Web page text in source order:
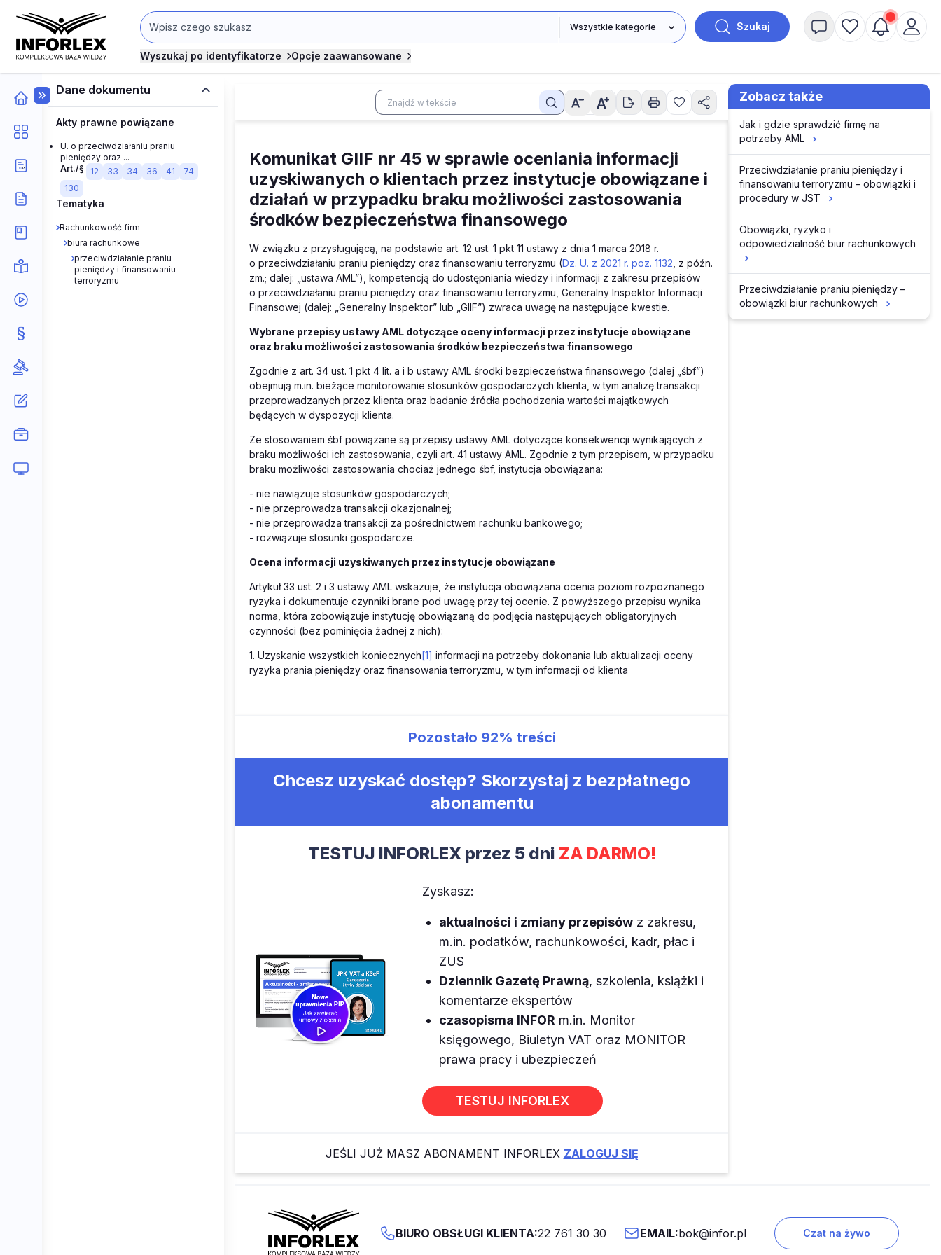
Szukaj
Wyszukaj po identyfikatorze Opcje zaawansowane
Dane dokumentu
Akty prawne powiązane
U. o przeciwdziałaniu praniu
pieniędzy oraz ...
Art./§
12 33 34 36 41
74
130
Tematyka
Rachunkowość firm
biura rachunkowe
przeciwdziałanie praniu
pieniędzy i finansowaniu
terroryzmu
Komunikat GIIF nr 45 w sprawie oceniania informacji
uzyskiwanych o klientach przez instytucje obowiązane i
działań w przypadku braku możliwości zastosowania
środków bezpieczeństwa finansowego
W związku z przysługującą, na podstawie art. 12 ust. 1 pkt 11 ustawy z dnia 1 marca 2018 r.
o przeciwdziałaniu praniu pieniędzy oraz finansowaniu terroryzmu (Dz. U. z 2021 r. poz. 1132 , z późn.
zm.; dalej: „ustawa AML”), kompetencją do udostępniania wiedzy i informacji z zakresu przepisów
o przeciwdziałaniu praniu pieniędzy oraz finansowaniu terroryzmu, Generalny Inspektor Informacji
Finansowej (dalej: „Generalny Inspektor” lub „GIIF”) zwraca uwagę na następujące kwestie.
Wybrane przepisy ustawy AML dotyczące oceny informacji przez instytucje obowiązane
oraz braku możliwości zastosowania środków bezpieczeństwa finansowego
Zgodnie z art. 34 ust. 1 pkt 4 lit. a i b ustawy AML środki bezpieczeństwa finansowego (dalej „śbf”)
obejmują m.in. bieżące monitorowanie stosunków gospodarczych klienta, w tym analizę transakcji
przeprowadzanych przez klienta oraz badanie źródła pochodzenia wartości majątkowych
będących w dyspozycji klienta.
Ze stosowaniem śbf powiązane są przepisy ustawy AML dotyczące konsekwencji wynikających z
braku możliwości ich zastosowania, czyli art. 41 ustawy AML. Zgodnie z tym przepisem, w przypadku
braku możliwości zastosowania chociaż jednego śbf, instytucja obowiązana:
- nie nawiązuje stosunków gospodarczych;
- nie przeprowadza transakcji okazjonalnej;
- nie przeprowadza transakcji za pośrednictwem rachunku bankowego;
- rozwiązuje stosunki gospodarcze.
Ocena informacji uzyskiwanych przez instytucje obowiązane
Artykuł 33 ust. 2 i 3 ustawy AML wskazuje, że instytucja obowiązana ocenia poziom rozpoznanego
ryzyka i dokumentuje czynniki brane pod uwagę przy tej ocenie. Z powyższego przepisu wynika
norma, która zobowiązuje instytucję obowiązaną do podjęcia następujących obligatoryjnych
czynności (bez pominięcia żadnej z nich):
1. Uzyskanie wszystkich koniecznych[1] informacji na potrzeby dokonania lub aktualizacji oceny
ryzyka prania pieniędzy oraz finansowania terroryzmu, w tym informacji od klienta
Pozostało 92% treści
Chcesz uzyskać dostęp? Skorzystaj z bezpłatnego
abonamentu
TESTUJ INFORLEX przez 5 dni ZA DARMO!
Zyskasz:
aktualności i zmiany przepisówz zakresu,
m.in. podatków, rachunkowości, kadr, płac i
ZUS
Dziennik Gazetę Prawną, szkolenia, książki i
komentarze ekspertów
czasopisma INFOR m.in. Monitor
księgowego, Biuletyn VAT oraz MONITOR
prawa pracy i ubezpieczeń
TESTUJ INFORLEX
JEŚLI JUŻ MASZ ABONAMENT INFORLEX ZALOGUJ SIĘ
Zobacz także
Jak i gdzie sprawdzić firmę na
potrzeby AML
Przeciwdziałanie praniu pieniędzy i
finansowaniu terroryzmu – obowiązki i
procedury w JST
Obowiązki, ryzyko i
odpowiedzialność biur rachunkowych
Przeciwdziałanie praniu pieniędzy –
obowiązki biur rachunkowych
BIURO OBSŁUGI KLIENTA:22 761 30 30 EMAIL:bok@infor.pl Czat na żywo